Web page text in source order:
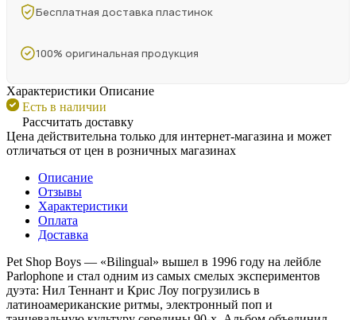
Бесплатная доставка пластинок
100% оригинальная продукция
Характеристики Описание
Есть в наличии
Рассчитать доставку
Цена действительна только для интернет-магазина и может
отличаться от цен в розничных магазинах
Описание
Отзывы
Характеристики
Оплата
Доставка
Pet Shop Boys — «Bilingual» вышел в 1996 году на лейбле
Parlophone и стал одним из самых смелых экспериментов
дуэта: Нил Теннант и Крис Лоу погрузились в
латиноамериканские ритмы, электронный поп и